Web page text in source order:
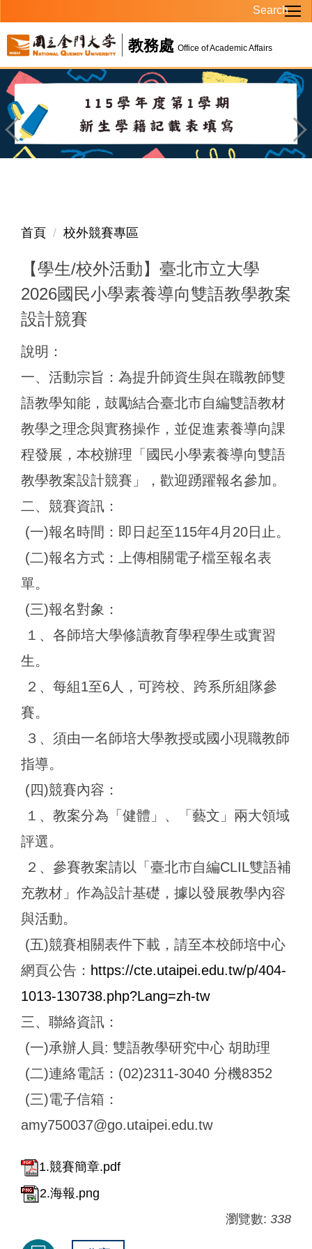
到
主
要
內
容
區
教務處 Office of Academic Affairs
Search
首頁 校外競賽專區
【學生/校外活動】臺北市立大學
2026國民小學素養導向雙語教學教案
設計競賽
說明：
一、活動宗旨：為提升師資生與在職教師雙
語教學知能，鼓勵結合臺北市自編雙語教材
教學之理念與實務操作，並促進素養導向課
程發展，本校辦理「國民小學素養導向雙語
教學教案設計競賽」，歡迎踴躍報名參加。
二、競賽資訊：
(一)報名時間：即日起至115年4月20日止。
(二)報名方式：上傳相關電子檔至報名表
單。
(三)報名對象：
１、各師培大學修讀教育學程學生或實習
生。
２、每組1至6人，可跨校、跨系所組隊參
賽。
３、須由一名師培大學教授或國小現職教師
指導。
(四)競賽內容：
１、教案分為「健體」、「藝文」兩大領域
評選。
２、參賽教案請以「臺北市自編CLIL雙語補
充教材」作為設計基礎，據以發展教學內容
與活動。
(五)競賽相關表件下載，請至本校師培中心
網頁公告： https://cte.utaipei.edu.tw/p/404-
1013-130738.php?Lang=zh-tw
三、聯絡資訊：
(一)承辦人員: 雙語教學研究中心 胡助理
(二)連絡電話：(02)2311-3040 分機8352
(三)電子信箱：
amy750037@go.utaipei.edu.tw
1.競賽簡章.pdf
2.海報.png
瀏覽數: 338